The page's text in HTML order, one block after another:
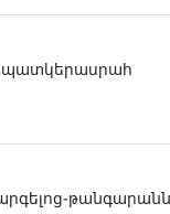
պատկերասրահ